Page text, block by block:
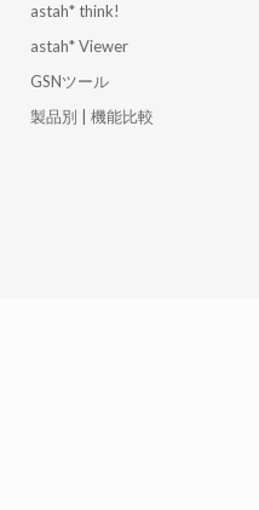
astah* think!
astah* Viewer
GSNツール
製品別 | 機能比較